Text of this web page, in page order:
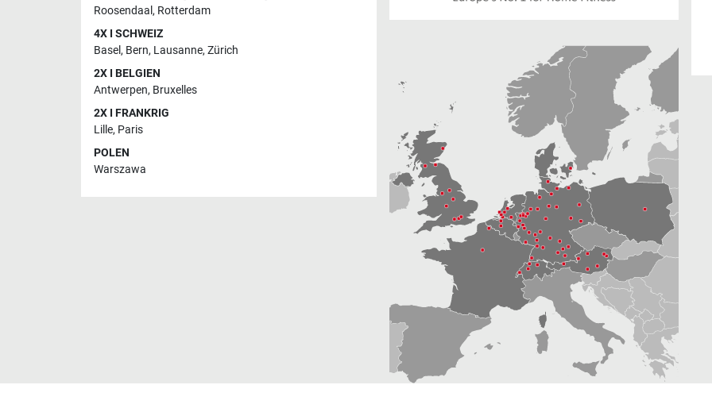
Roosendaal , Rotterdam
4X I SCHWEIZ
Basel, Bern, Lausanne, Zürich
2X I BELGIEN
Antwerpen, Bruxelles
2X I FRANKRIG
Lille, Paris
POLEN
Warszawa